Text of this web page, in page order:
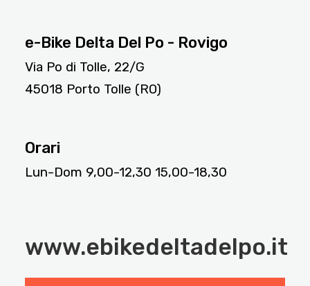
e-Bike Delta Del Po - Rovigo
Via Po di Tolle, 22/G
45018 Porto Tolle (RO)
Orari
Lun-Dom 9,00-12,30 15,00-18,30
www.ebikedeltadelpo.it